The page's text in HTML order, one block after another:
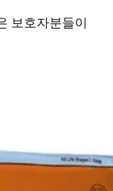
보호자분들이